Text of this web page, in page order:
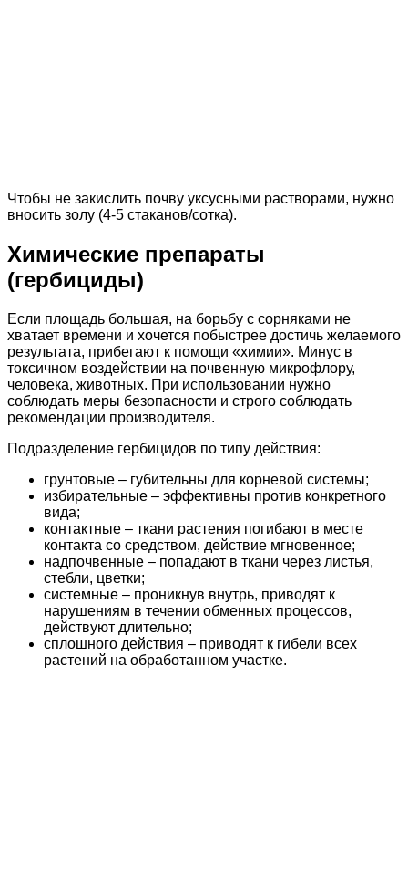
Чтобы не закислить почву уксусными растворами, нужно
вносить золу (4-5 стаканов/сотка).
Химические препараты
(гербициды)
Если площадь большая, на борьбу с сорняками не
хватает времени и хочется побыстрее достичь желаемого
результата, прибегают к помощи «химии». Минус в
токсичном воздействии на почвенную микрофлору,
человека, животных. При использовании нужно
соблюдать меры безопасности и строго соблюдать
рекомендации производителя.
Подразделение гербицидов по типу действия:
грунтовые – губительны для корневой системы;
избирательные – эффективны против конкретного
вида;
контактные – ткани растения погибают в месте
контакта со средством, действие мгновенное;
надпочвенные – попадают в ткани через листья,
стебли, цветки;
системные – проникнув внутрь, приводят к
нарушениям в течении обменных процессов,
действуют длительно;
сплошного действия – приводят к гибели всех
растений на обработанном участке.